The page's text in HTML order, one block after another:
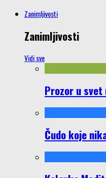
Zanimljivosti
Zanimljivosti
Vidi sve
Prozor u svet
Čudo koje